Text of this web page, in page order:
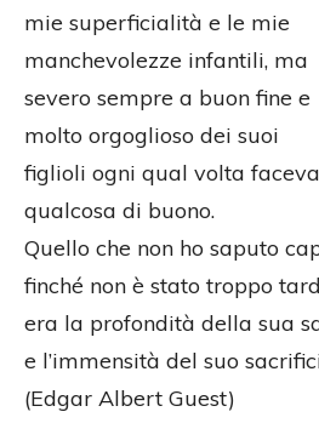
mie superficialità e le mie
manchevolezze infantili, ma
severo sempre a buon fine e
molto orgoglioso dei suoi
figlioli ogni qual volta
qualcosa di buono.
Quello che non ho saputo
finché non è stato troppo
era la profondità della sua
e l’immensità del suo
(Edgar Albert Guest)